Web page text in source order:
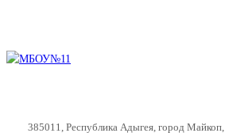
385011, Республика Адыгея, город Майкоп,